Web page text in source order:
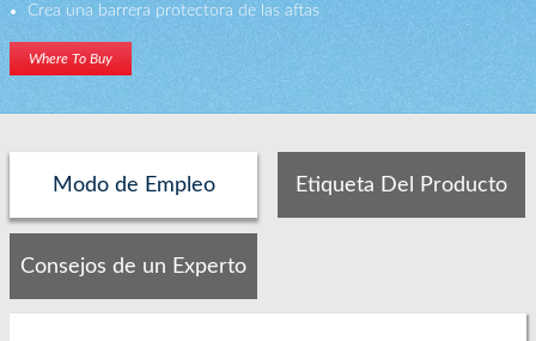
Crea una barrera protectora de las aftas
Where To Buy
Modo de Empleo Etiqueta Del Producto
Consejos de un Experto